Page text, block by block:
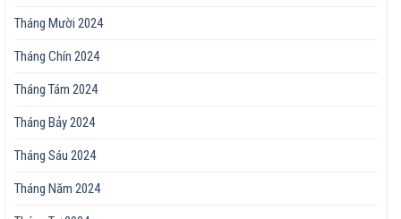
Tháng Mười 2024
Tháng Chín 2024
Tháng Tám 2024
Tháng Bảy 2024
Tháng Sáu 2024
Tháng Năm 2024